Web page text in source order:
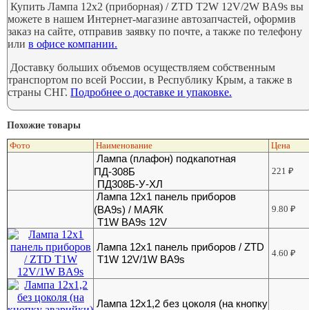
Купить Лампа 12х2 (приборная) / ZTD T2W 12V/2W BA9s вы
можете в нашем Интернет-магазине автозапчастей, оформив
заказ на сайте, отправив заявку по почте, а также по телефону
илив офисе компании.
Доставку больших объемов осуществляем собственным
транспортом по всей России, в Республику Крым, а также в
страны СНГ.Подробнее о доставке и упаковке.
Похожие товары
Фото Наименование Цена
Лампа (плафон) подкапотная
ПД-308Б
ПД308Б-У-ХЛ
221₽
Лампа 12х1 панель приборов
(ВА9s) / МАЯК
T1W BA9s 12V
9.80₽
Лампа 12х1 панель приборов / ZTD
T1W 12V/1W BA9s
4.60₽
Лампа 12х1,2 без цоколя (на кнопку